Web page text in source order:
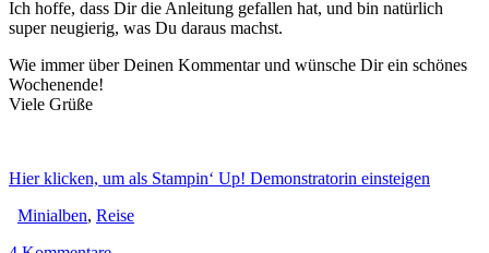
Ich hoffe, dass Dir die Anleitung gefallen hat, und bin natürlich
super neugierig, was Du daraus machst.
Wie immer über Deinen Kommentar und wünsche Dir ein schönes
Wochenende!
Viele Grüße
Hier klicken, um als Stampin‘ Up! Demonstratorin einsteigen
Minialben, Reise